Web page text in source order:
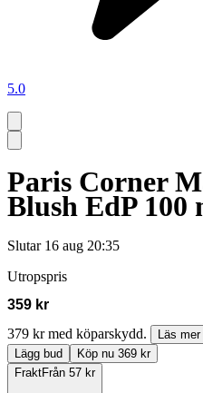
5.0
Paris Corner
Blush EdP
Slutar 16 aug 20:35
Utropspris
359 kr
379 kr med köparskydd.
Läs mer
Lägg bud
Köp nu 369 kr
FraktFrån 57 kr